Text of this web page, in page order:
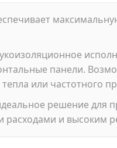
панели.
или частотного
решение для
расходами и высоким